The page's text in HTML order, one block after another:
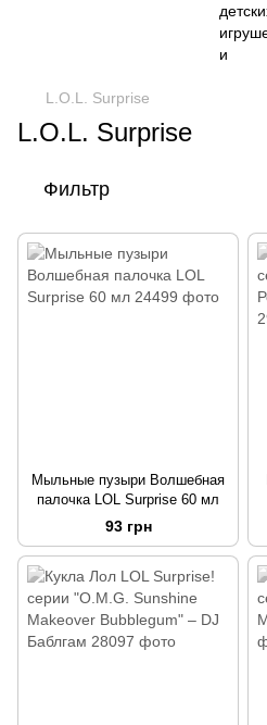
L.O.L. Surprise
L.O.L. Surprise
Фильтр
Мыльные пузыри Волшебная
палочка LOL Surprise 60 мл
93 грн